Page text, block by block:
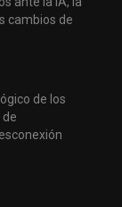
cambios de
de los